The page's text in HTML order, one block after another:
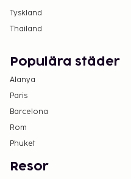
Kontaktfri
Tyskland
Thailand
Populära städer
Alanya
Paris
Barcelona
Rom
Phuket
Resor